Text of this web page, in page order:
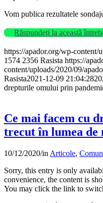
Vom publica rezultatele
Răspundeți la această
https://apador.org/wp-content/
1574 2356 Rasista https://
content/uploads/2020/09/
Rasista2021-12-09 21:04:28
drepturile omului prin
Ce mai facem cu
trecut în lumea de
10/12/2020/in Articole,
Sorry, this entry is only
convenience, the content is
You may click the link to